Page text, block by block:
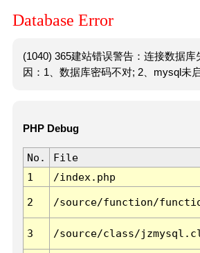
Database Error
(1040) 365建站错误警告：连接数据库
因：1、数据库密码不对; 2、mysql未启
PHP Debug
No. File
1
/index.php
2 /source/function/
3 /source/class/